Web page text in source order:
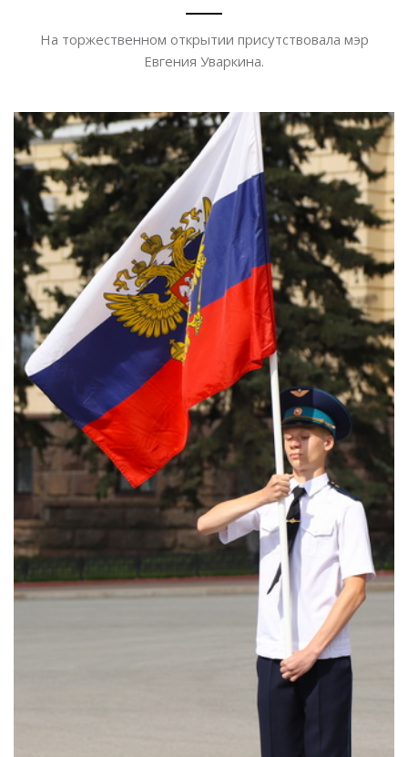
На торжественном открытии присутствовала мэр
Евгения Уваркина.